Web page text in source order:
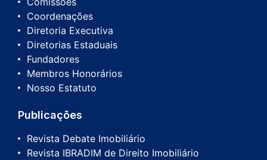
Coordenações
Diretoria Executiva
Diretorias Estaduais
Fundadores
Membros Honorários
Nosso Estatuto
Publicações
Revista Debate Imobiliário
Revista IBRADIM de Direito Imobiliário